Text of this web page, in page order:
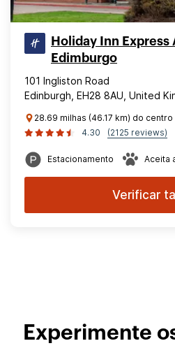
Holiday Inn
Edimburgo
101 Ingliston Road
Edinburgh, EH28 8AU, United
28.69 milhas (46.17 km) do
4.30
(2125 reviews)
Estacionamento Aceita
Verificar
Experimente